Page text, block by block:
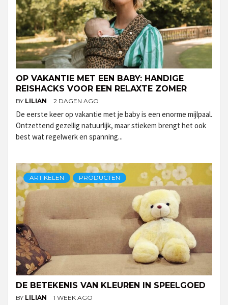
OP VAKANTIE MET EEN BABY: HANDIGE
REISHACKS VOOR EEN RELAXTE ZOMER
BY LILIAN 2 DAGEN AGO
De eerste keer op vakantie met je baby is een enorme mijlpaal.
Ontzettend gezellig natuurlijk, maar stiekem brengt het ook
best wat regelwerk en spanning...
ARTIKELEN PRODUCTEN
DE BETEKENIS VAN KLEUREN IN SPEELGOED
BY LILIAN 1 WEEK AGO